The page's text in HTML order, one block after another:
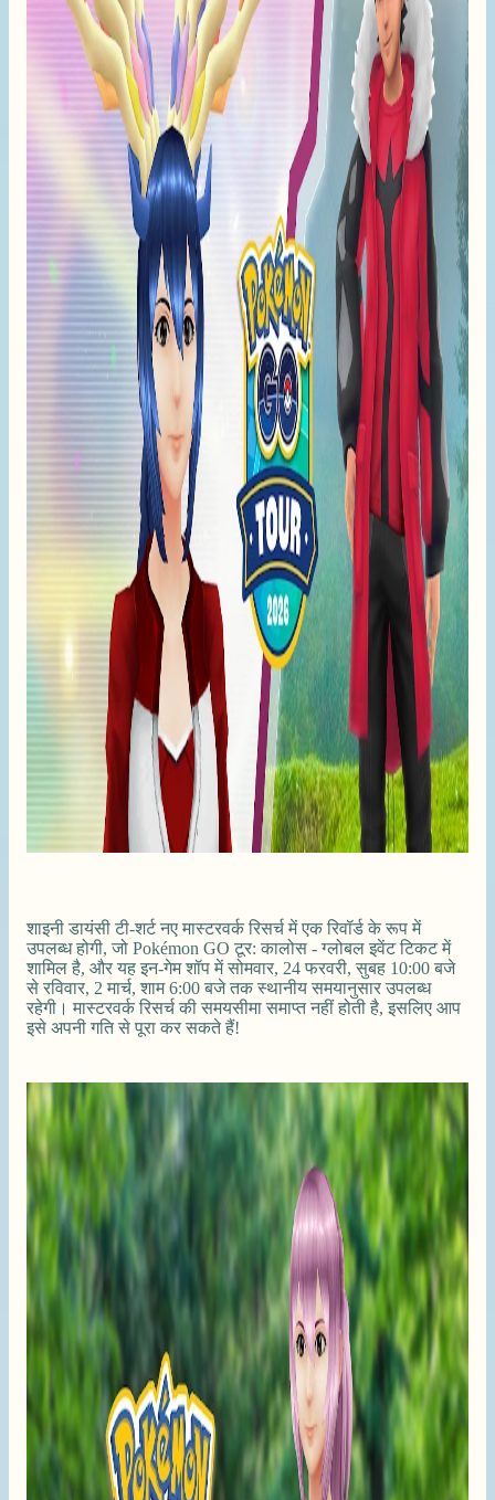
शाइनी डायंसी टी-शर्ट नए मास्टरवर्क रिसर्च में एक रिवॉर्ड के रूप में
उपलब्ध होगी, जो Pokémon GO टूर: कालोस - ग्लोबल इवेंट टिकट में
शामिल है, और यह इन-गेम शॉप में सोमवार, 24 फरवरी, सुबह 10:00 बजे
से रविवार, 2 मार्च, शाम 6:00 बजे तक स्थानीय समयानुसार उपलब्ध
रहेगी। मास्टरवर्क रिसर्च की समयसीमा समाप्त नहीं होती है, इसलिए आप
इसे अपनी गति से पूरा कर सकते हैं!